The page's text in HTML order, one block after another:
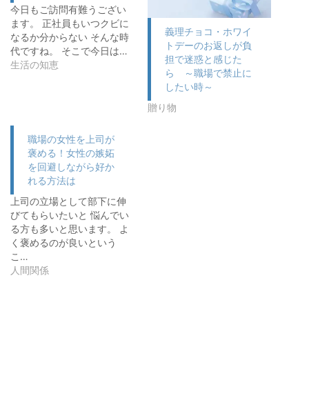
今日もご訪問有難うござい
ます。 正社員もいつクビに
なるか分からない そんな時
代ですね。 そこで今日は…
生活の知恵
義理チョコ・ホワイ
トデーのお返しが負
担で迷惑と感じた
ら ～職場で禁止に
したい時～
贈り物
職場の女性を上司が
褒める！女性の嫉妬
を回避しながら好か
れる方法は
上司の立場として部下に伸
びてもらいたいと 悩んでい
る方も多いと思います。 よ
く褒めるのが良いという
こ…
人間関係